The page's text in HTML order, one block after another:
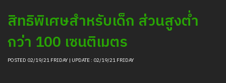
LOGIN
สิทธิพิเศษสำหรับเด็ก ส่วนสูงต่ำ
กว่า 100 เซนติเมตร
POSTED 02/19/21 FRIDAY | UPDATE : 02/19/21 FRIDAY